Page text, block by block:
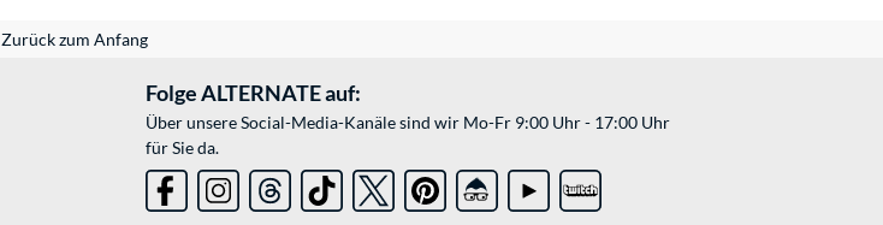
Zurück zum Anfang
Folge ALTERNATE auf:
Über unsere Social-Media-Kanäle sind wir Mo-Fr 9:00 Uhr - 17:00 Uhr
für Sie da.